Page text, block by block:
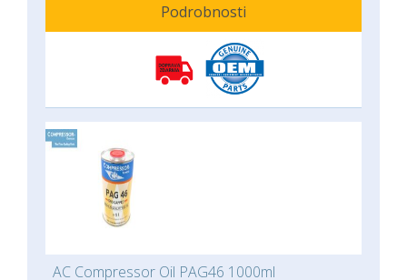
Podrobnosti
AC Compressor Oil PAG46 1000ml